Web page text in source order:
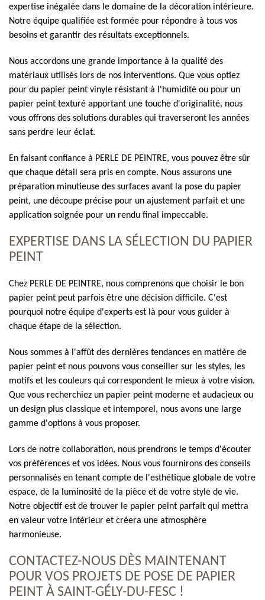
expertise inégalée dans le domaine de la décoration intérieure.
Notre équipe qualifiée est formée pour répondre à tous vos
besoins et garantir des résultats exceptionnels.
Nous accordons une grande importance à la qualité des
matériaux utilisés lors de nos interventions. Que vous optiez
pour du papier peint vinyle résistant à l'humidité ou pour un
papier peint texturé apportant une touche d'originalité, nous
vous offrons des solutions durables qui traverseront les années
sans perdre leur éclat.
En faisant confiance à PERLE DE PEINTRE, vous pouvez être sûr
que chaque détail sera pris en compte. Nous assurons une
préparation minutieuse des surfaces avant la pose du papier
peint, une découpe précise pour un ajustement parfait et une
application soignée pour un rendu final impeccable.
EXPERTISE DANS LA SÉLECTION DU PAPIER
PEINT
Chez PERLE DE PEINTRE, nous comprenons que choisir le bon
papier peint peut parfois être une décision difficile. C'est
pourquoi notre équipe d'experts est là pour vous guider à
chaque étape de la sélection.
Nous sommes à l'affût des dernières tendances en matière de
papier peint et nous pouvons vous conseiller sur les styles, les
motifs et les couleurs qui correspondent le mieux à votre vision.
Que vous recherchiez un papier peint moderne et audacieux ou
un design plus classique et intemporel, nous avons une large
gamme d'options à vous proposer.
Lors de notre collaboration, nous prendrons le temps d'écouter
vos préférences et vos idées. Nous vous fournirons des conseils
personnalisés en tenant compte de l'esthétique globale de votre
espace, de la luminosité de la pièce et de votre style de vie.
Notre objectif est de trouver le papier peint parfait qui mettra
en valeur votre intérieur et créera une atmosphère
harmonieuse.
CONTACTEZ-NOUS DÈS MAINTENANT
POUR VOS PROJETS DE POSE DE PAPIER
PEINT À SAINT-GÉLY-DU-FESC !